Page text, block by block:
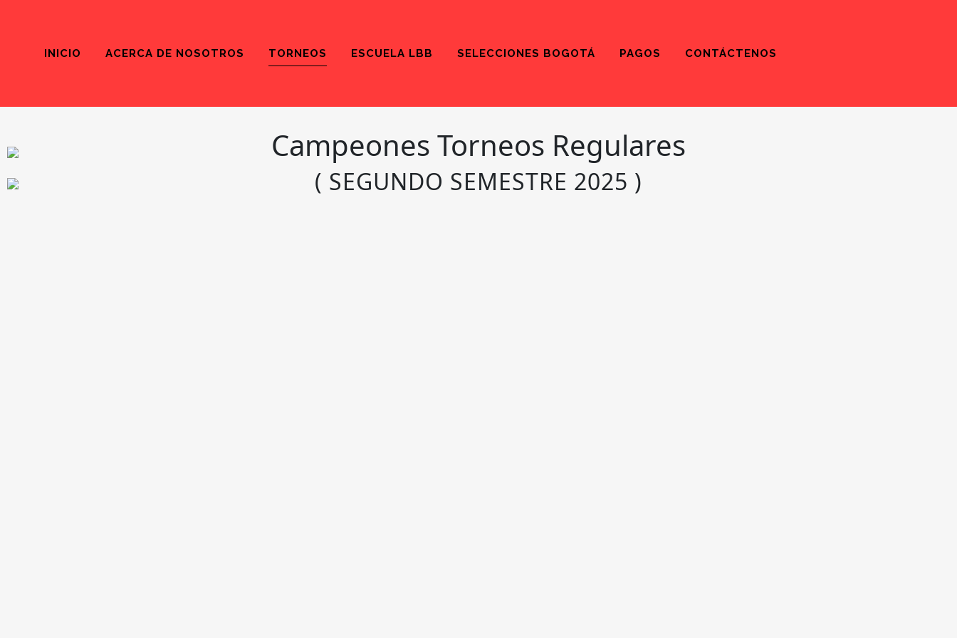
INICIO ACERCA DE NOSOTROS TORNEOS ESCUELA LBB SELECCIONES BOGOTÁ PAGOS CONTÁCTENOS
Campeones Torneos Regulares
( SEGUNDO SEMESTRE 2025 )